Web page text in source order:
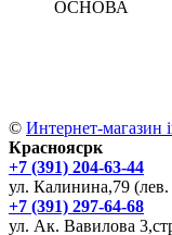
ОСНОВА
© Интернет-магазин
Красноясрк
+7 (391) 204-63-44
ул. Калинина,79 (лев.
+7 (391) 297-64-68
ул. Ак. Вавилова